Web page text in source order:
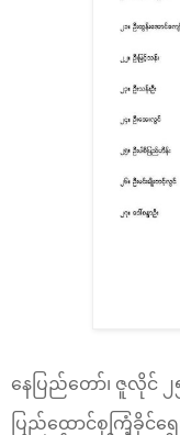
နေပြည်တော်၊ ဇူလိုင် ၂
ပြည်ထောင်စုကြံ့ခိုင်ရေ